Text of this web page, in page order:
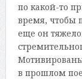
по какой-то
время, чтобы
еще он
в прошлом